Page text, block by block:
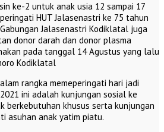
ke-2 untuk anak usia 12 sampai 17
HUT Jalasenastri ke 75 tahun
Jalasenastri Kodiklatal juga
donor darah dan donor plasma
pada tanggal 14 Agustus yang lalu
Kodiklatal
rangka memeperingati hari jadi
ini adalah kunjungan sosial ke
berkebutuhan khusus serta kunjungan
asuhan anak yatim piatu.